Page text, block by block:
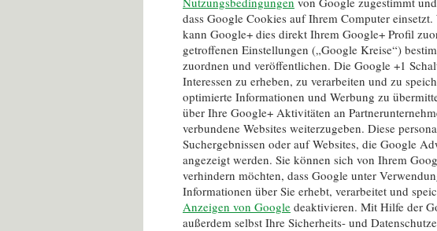
dass Google Cookies auf Ihrem Computer
kann Google+ dies direkt Ihrem Google+ Profil
getroffenen Einstellungen („Google Kreise“)
zuordnen und veröffentlichen. Die Google +1
Interessen zu erheben, zu verarbeiten und zu
optimierte Informationen und Werbung zu
über Ihre Google+ Aktivitäten an
verbundene Websites weiterzugeben. Diese
Suchergebnissen oder auf Websites, die Google
angezeigt werden. Sie können sich von Ihrem
verhindern möchten, dass Google unter
Informationen über Sie erhebt, verarbeitet und
Anzeigen von Google deaktivieren. Mit Hilfe der
außerdem selbst Ihre Sicherheits- und